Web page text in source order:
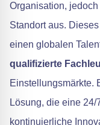
Organisation,
Standort aus.
einen globalen
qualifizierte
Einstellungsmärkte.
Lösung, die eine
kontinuierliche